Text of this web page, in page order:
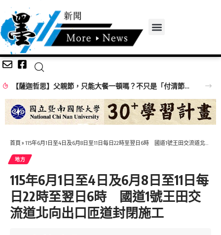
【薩迦哲思】父親節，只能大餐一頓嗎？不只是「付清節」更要培福積德
首頁 » 115年6月1日至4日及6月8日至11日每日22時至翌日6時 國道1號王田交流道北向出口匝道封閉施工
地方
115年6月1日至4日及6月8日至11日每
日22時至翌日6時 國道1號王田交
流道北向出口匝道封閉施工